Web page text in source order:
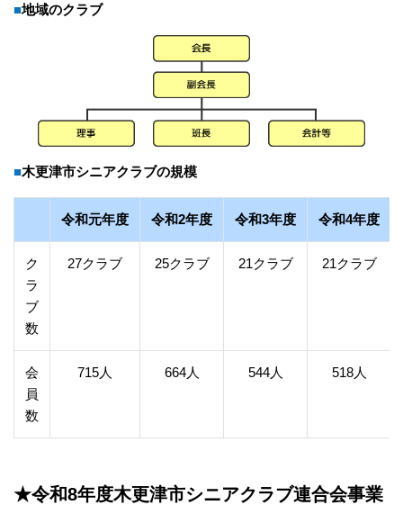
■地域のクラブ
■木更津市シニアクラブの規模
令和元年度 令和2年度 令和3年度 令和4年度
ク
ラ
ブ
数
27クラブ 25クラブ 21クラブ 21クラブ
会
員
数
715人 664人 544人 518人
★令和8年度木更津市シニアクラブ連合会事業